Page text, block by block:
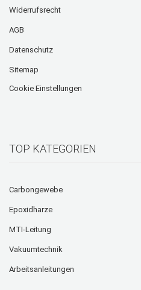
Widerrufsrecht
AGB
Datenschutz
Sitemap
Cookie Einstellungen
TOP KATEGORIEN
Carbongewebe
Epoxidharze
MTI-Leitung
Vakuumtechnik
Arbeitsanleitungen